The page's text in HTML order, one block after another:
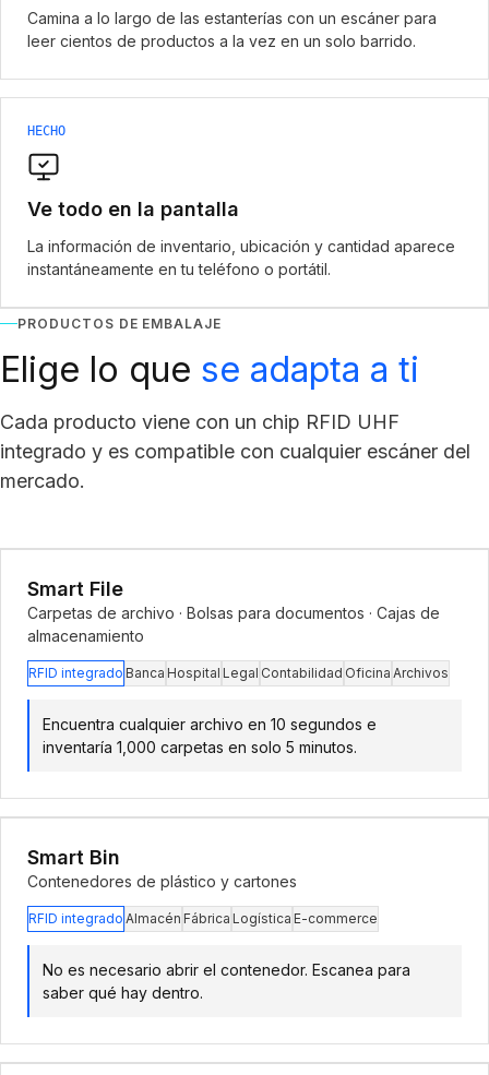
Camina a lo largo de las estanterías con un escáner para
leer cientos de productos a la vez en un solo barrido.
HECHO
Ve todo en la pantalla
La información de inventario, ubicación y cantidad aparece
instantáneamente en tu teléfono o portátil.
PRODUCTOS DE EMBALAJE
Elige lo que se adapta a ti
Cada producto viene con un chip RFID UHF
integrado y es compatible con cualquier escáner del
mercado.
Smart File
Carpetas de archivo · Bolsas para documentos · Cajas de
almacenamiento
RFID integrado Banca Hospital Legal Contabilidad Oficina Archivos
Encuentra cualquier archivo en 10 segundos e
inventaría 1,000 carpetas en solo 5 minutos.
Smart Bin
Contenedores de plástico y cartones
RFID integrado Almacén Fábrica Logística E-commerce
No es necesario abrir el contenedor. Escanea para
saber qué hay dentro.